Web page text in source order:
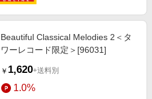
Beautiful Classical Melodies 2＜タ
ワーレコード限定＞[96031]
￥ 1,620+送料別
1.0%